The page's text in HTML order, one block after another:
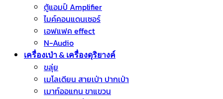
ตู้แอมป์ Amplifier
ไมค์คอนแดนเซอร์
เอฟแฟค effect
N-Audio
เครื่องเป่า & เครื่องดุริยางค์
ขลุ่ย
เมโลเดียน สายเป่า ปากเป่า
เมาท์ออแกน ขาแขวน